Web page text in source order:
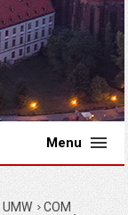
Menu
COM